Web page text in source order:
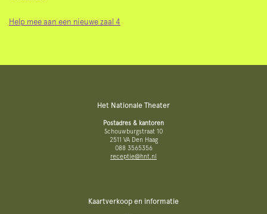
Help mee aan een nieuwe zaal 4
Het Nationale Theater
Postadres & kantoren
Schouwburgstraat 10
2511 VA Den Haag
088 3565356
receptie@hnt.nl
Kaartverkoop en informatie